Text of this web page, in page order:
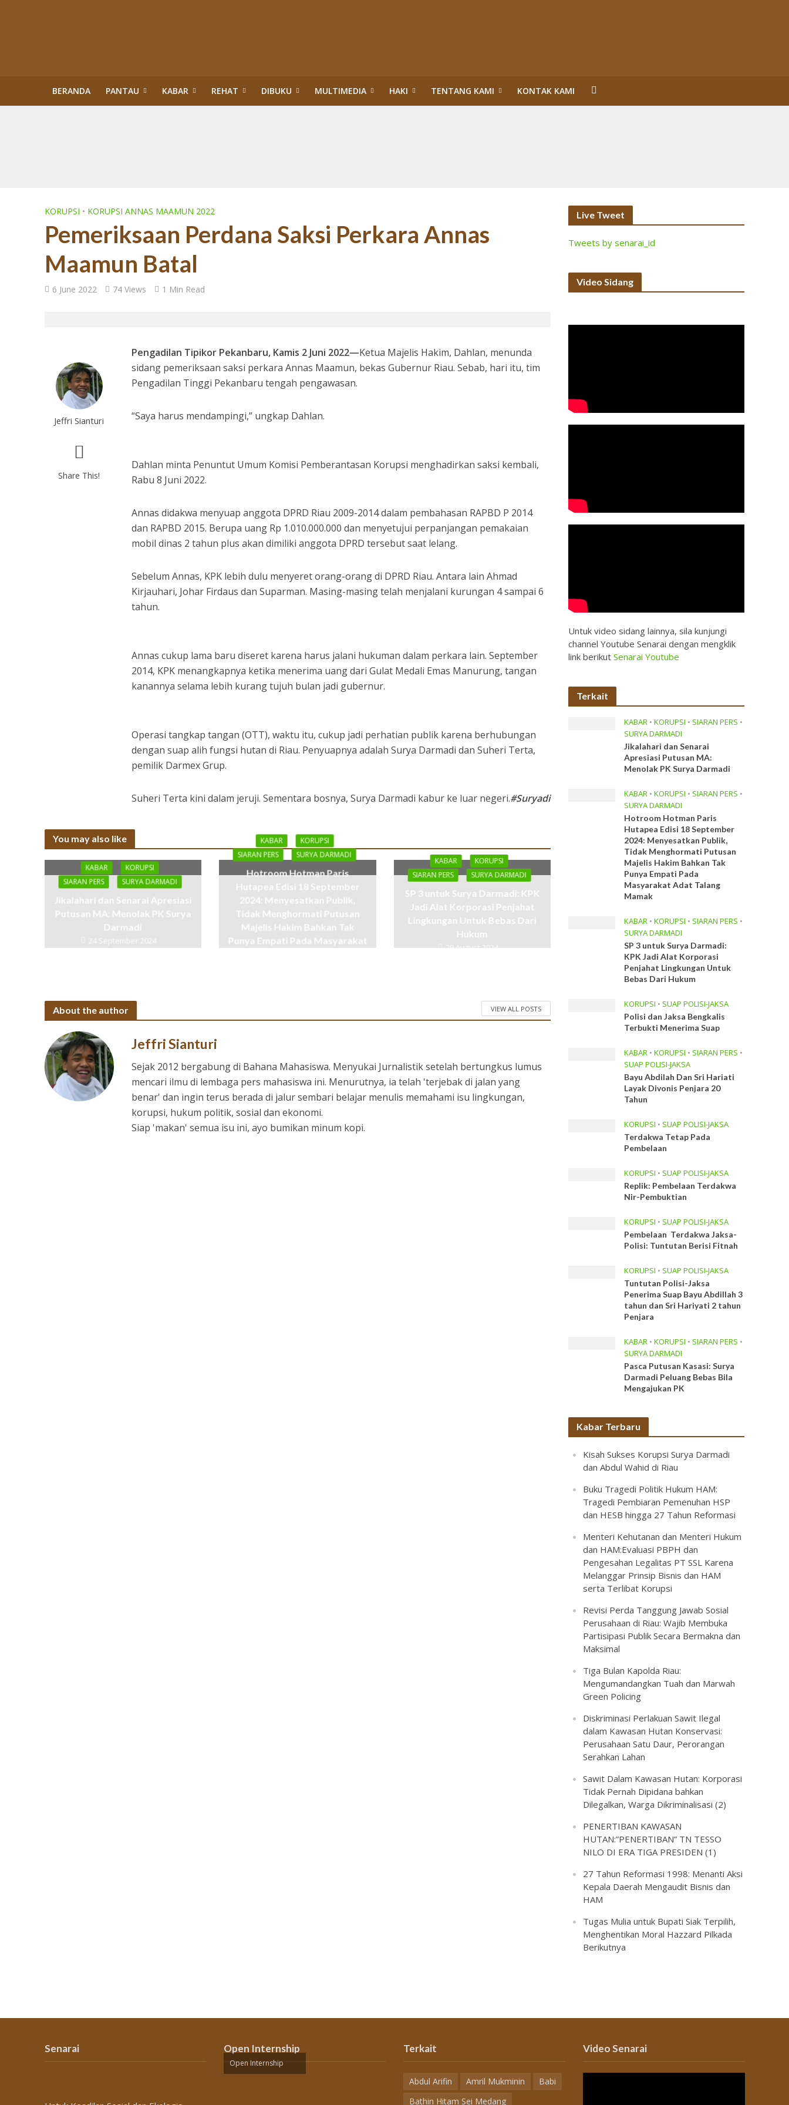
BERANDA PANTAU KABAR REHAT DIBUKU MULTIMEDIA HAKI TENTANG KAMI KONTAK KAMI
PENERTIBAN KAWASAN HUTAN:”PENERTIBAN” TN TESSO NILO DI ERA TIGA PRESIDEN (1)
27 Tahun Reformasi 1998: Menanti Aksi Kepala Daerah Mengaudit Bisnis dan HAM
KORUPSI • KORUPSI ANNAS MAAMUN 2022
Pemeriksaan Perdana Saksi Perkara Annas
Maamun Batal
6 June 2022 74 Views 1 Min Read
Jeffri Sianturi
Share This!
Pengadilan Tipikor Pekanbaru, Kamis 2 Juni 2022—Ketua Majelis Hakim, Dahlan, menunda
sidang pemeriksaan saksi perkara Annas Maamun, bekas Gubernur Riau. Sebab, hari itu, tim
Pengadilan Tinggi Pekanbaru tengah pengawasan.
“Saya harus mendampingi,” ungkap Dahlan.
Dahlan minta Penuntut Umum Komisi Pemberantasan Korupsi menghadirkan saksi kembali,
Rabu 8 Juni 2022.
Annas didakwa menyuap anggota DPRD Riau 2009-2014 dalam pembahasan RAPBD P 2014
dan RAPBD 2015. Berupa uang Rp 1.010.000.000 dan menyetujui perpanjangan pemakaian
mobil dinas 2 tahun plus akan dimiliki anggota DPRD tersebut saat lelang.
Sebelum Annas, KPK lebih dulu menyeret orang-orang di DPRD Riau. Antara lain Ahmad
Kirjauhari, Johar Firdaus dan Suparman. Masing-masing telah menjalani kurungan 4 sampai 6
tahun.
Annas cukup lama baru diseret karena harus jalani hukuman dalam perkara lain. September
2014, KPK menangkapnya ketika menerima uang dari Gulat Medali Emas Manurung, tangan
kanannya selama lebih kurang tujuh bulan jadi gubernur.
Operasi tangkap tangan (OTT), waktu itu, cukup jadi perhatian publik karena berhubungan
dengan suap alih fungsi hutan di Riau. Penyuapnya adalah Surya Darmadi dan Suheri Terta,
pemilik Darmex Grup.
Suheri Terta kini dalam jeruji. Sementara bosnya, Surya Darmadi kabur ke luar negeri.#Suryadi
You may also like
KABAR
KORUPSI
SIARAN PERS
SURYA DARMADI
Jikalahari dan Senarai Apresiasi
Putusan MA: Menolak PK Surya
Darmadi
KABAR
KORUPSI
SIARAN PERS
SURYA DARMADI
Hotroom Hotman Paris
Hutapea Edisi 18 September
2024: Menyesatkan Publik,
Tidak Menghormati Putusan
Majelis Hakim Bahkan Tak
Punya Empati Pada Masyarakat
KABAR
KORUPSI
SIARAN PERS
SURYA DARMADI
SP 3 untuk Surya Darmadi: KPK
Jadi Alat Korporasi Penjahat
Lingkungan Untuk Bebas Dari
Hukum
29 August 2024
About the author VIEW ALL POSTS
Jeffri Sianturi
Sejak 2012 bergabung di Bahana Mahasiswa. Menyukai Jurnalistik setelah bertungkus lumus
mencari ilmu di lembaga pers mahasiswa ini. Menurutnya, ia telah 'terjebak di jalan yang
benar' dan ingin terus berada di jalur sembari belajar menulis memahami isu lingkungan,
korupsi, hukum politik, sosial dan ekonomi.
Siap 'makan' semua isu ini, ayo bumikan minum kopi.
Live Tweet
Tweets by senarai_id
Video Sidang
Untuk video sidang lainnya, sila kunjungi
channel Youtube Senarai dengan mengklik
link berikutSenarai Youtube
Terkait
KABAR • KORUPSI • SIARAN PERS •
SURYA DARMADI
Jikalahari dan Senarai
Apresiasi Putusan MA:
Menolak PK Surya Darmadi
KABAR • KORUPSI • SIARAN PERS •
SURYA DARMADI
Hotroom Hotman Paris
Hutapea Edisi 18 September
2024: Menyesatkan Publik,
Tidak Menghormati Putusan
Majelis Hakim Bahkan Tak
Punya Empati Pada
Masyarakat Adat Talang
Mamak
KABAR • KORUPSI • SIARAN PERS •
SURYA DARMADI
SP 3 untuk Surya Darmadi:
KPK Jadi Alat Korporasi
Penjahat Lingkungan Untuk
Bebas Dari Hukum
KORUPSI • SUAP POLISI-JAKSA
Polisi dan Jaksa Bengkalis
Terbukti Menerima Suap
KABAR • KORUPSI • SIARAN PERS •
SUAP POLISI-JAKSA
Bayu Abdilah Dan Sri Hariati
Layak Divonis Penjara 20
Tahun
KORUPSI • SUAP POLISI-JAKSA
Terdakwa Tetap Pada
Pembelaan
KORUPSI • SUAP POLISI-JAKSA
Replik: Pembelaan Terdakwa
Nir-Pembuktian
KORUPSI • SUAP POLISI-JAKSA
Pembelaan Terdakwa Jaksa-
Polisi: Tuntutan Berisi Fitnah
KORUPSI • SUAP POLISI-JAKSA
Tuntutan Polisi-Jaksa
Penerima Suap Bayu Abdillah 3
tahun dan Sri Hariyati 2 tahun
Penjara
KABAR • KORUPSI • SIARAN PERS •
SURYA DARMADI
Pasca Putusan Kasasi: Surya
Darmadi Peluang Bebas Bila
Mengajukan PK
Kabar Terbaru
Kisah Sukses Korupsi Surya Darmadi
dan Abdul Wahid di Riau
Buku Tragedi Politik Hukum HAM:
Tragedi Pembiaran Pemenuhan HSP
dan HESB hingga 27 Tahun Reformasi
Menteri Kehutanan dan Menteri Hukum
dan HAM:Evaluasi PBPH dan
Pengesahan Legalitas PT SSL Karena
Melanggar Prinsip Bisnis dan HAM
serta Terlibat Korupsi
Revisi Perda Tanggung Jawab Sosial
Perusahaan di Riau: Wajib Membuka
Partisipasi Publik Secara Bermakna dan
Maksimal
Tiga Bulan Kapolda Riau:
Mengumandangkan Tuah dan Marwah
Green Policing
Diskriminasi Perlakuan Sawit Ilegal
dalam Kawasan Hutan Konservasi:
Perusahaan Satu Daur, Perorangan
Serahkan Lahan
Sawit Dalam Kawasan Hutan: Korporasi
Tidak Pernah Dipidana bahkan
Dilegalkan, Warga Dikriminalisasi (2)
PENERTIBAN KAWASAN
HUTAN:”PENERTIBAN” TN TESSO
NILO DI ERA TIGA PRESIDEN (1)
27 Tahun Reformasi 1998: Menanti Aksi
Kepala Daerah Mengaudit Bisnis dan
HAM
Tugas Mulia untuk Bupati Siak Terpilih,
Menghentikan Moral Hazzard Pilkada
Berikutnya
Senarai Open Internship
Open Internship
Terkait
Abdul Arifin Amril Mukminin
Babi
Bathin Hitam Sei Medang
Video Senarai